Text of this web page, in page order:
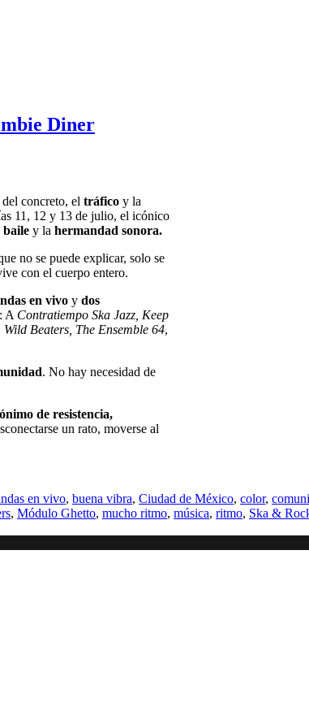
Diner
concreto, el tráfico y la
11, 12 y 13 de julio, el icónico
baile y la hermandad sonora.
no se puede explicar, solo se
con el cuerpo entero.
en vivo y dos
A Contratiempo Ska Jazz, Keep
Beaters, The Ensemble 64,
. No hay necesidad de
de resistencia,
un rato, moverse al
en vivo, buena vibra, Ciudad de México, color,
, Módulo Ghetto, mucho ritmo, música, ritmo, Ska &